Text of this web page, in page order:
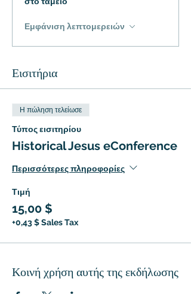
Εμφάνιση λεπτομερειών
Εισιτήρια
Η πώληση τελείωσε
Τύπος εισιτηρίου
Historical Jesus eConference
Περισσότερες πληροφορίες
Τιμή
15,00 $
+0,43 $ Sales Tax
Κοινή χρήση αυτής της εκδήλωσης